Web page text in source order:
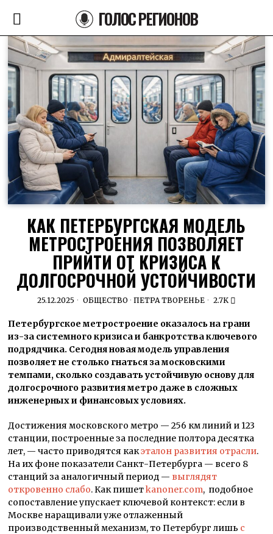
ГОЛОС РЕГИОНОВ
КАК ПЕТЕРБУРГСКАЯ МОДЕЛЬ
МЕТРОСТРОЕНИЯ ПОЗВОЛЯЕТ
ПРИЙТИ ОТ КРИЗИСА К
ДОЛГОСРОЧНОЙ УСТОЙЧИВОСТИ
25.12.2025 ОБЩЕСТВО · ПЕТРА ТВОРЕНЬЕ 2.7K
Петербургское метростроение оказалось на грани
из-за системного кризиса и банкротства ключевого
подрядчика. Сегодня новая модель управления
позволяет не столько гнаться за московскими
темпами, сколько создавать устойчивую основу для
долгосрочного развития метро даже в сложных
инженерных и финансовых условиях.
Достижения московского метро — 256 км линий и 123
станции, построенные за последние полтора десятка
лет, — часто приводятся какэталон развития отрасли.
На их фоне показатели Санкт-Петербурга — всего 8
станций за аналогичный период — выглядят
откровенно слабо. Как пишетkanoner.com, подобное
сопоставление упускает ключевой контекст: если в
Москве наращивали уже отлаженный
производственный механизм, то Петербург лишь с